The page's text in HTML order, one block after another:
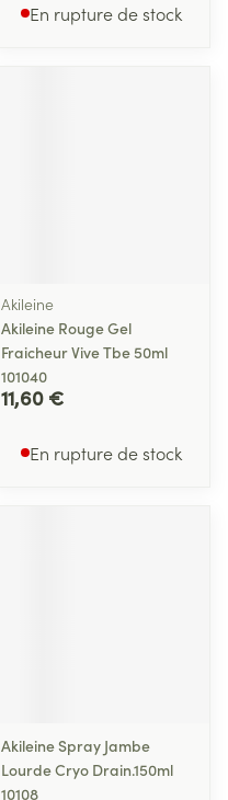
En rupture de stock
Akileine
Akileine Rouge Gel
Fraicheur Vive Tbe 50ml
101040
11,60 €
En rupture de stock
Akileine Spray Jambe
Lourde Cryo Drain.150ml
10108